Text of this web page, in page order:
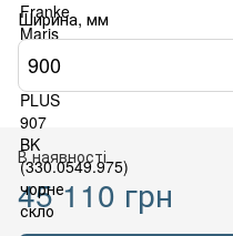
Ширина, мм
900
В наявності
45 110 грн